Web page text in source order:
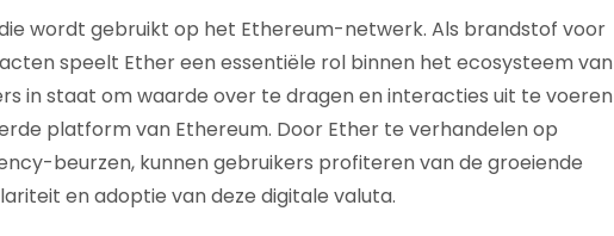
wordt gebruikt op het Ethereum-netwerk. Als brandstof voor
speelt Ether een essentiële rol binnen het ecosysteem van
in staat om waarde over te dragen en interacties uit te voeren
platform van Ethereum. Door Ether te verhandelen op
beurzen, kunnen gebruikers profiteren van de groeiende
en adoptie van deze digitale valuta.